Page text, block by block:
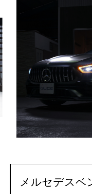
メルセデス